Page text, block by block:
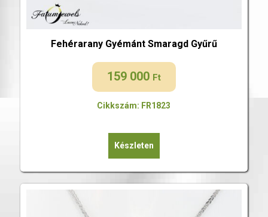
Fehérarany Gyémánt Smaragd Gyűrű
159 000 Ft
Cikkszám: FR1823
Készleten